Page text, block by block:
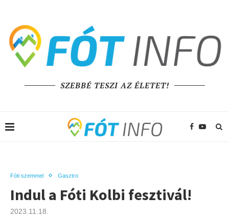
SZEBBÉ TESZI AZ ÉLETET!
Fóti szemmel Gasztro
Indul a Fóti Kolbi fesztivál!
2023.11.18.